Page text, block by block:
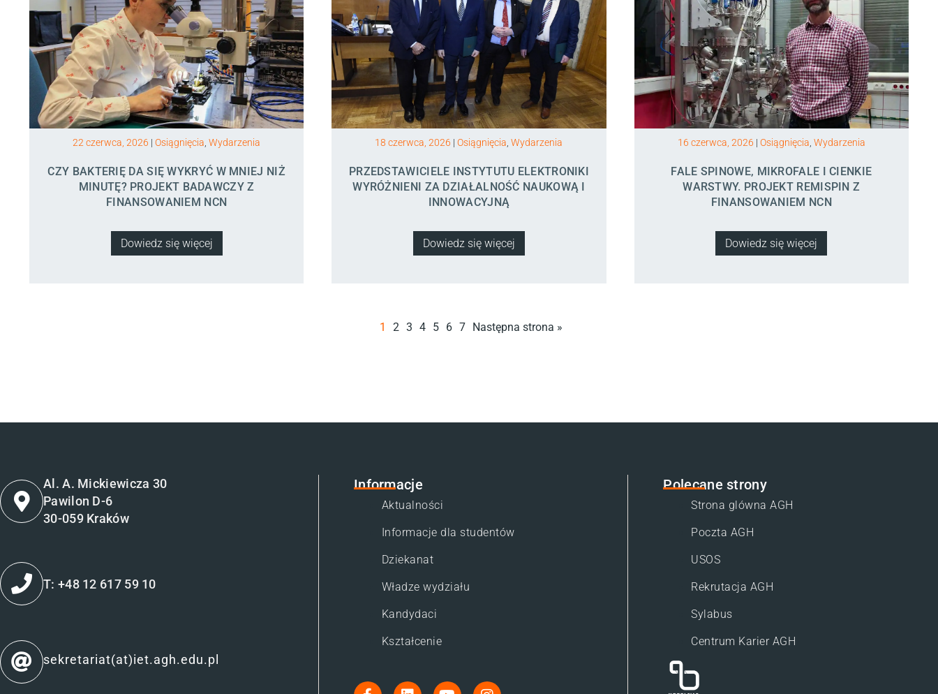
22 czerwca, 2026 | Osiągnięcia,Wydarzenia
CZY BAKTERIĘ DA SIĘ WYKRYĆ W MNIEJ NIŻ
MINUTĘ? PROJEKT BADAWCZY Z
FINANSOWANIEM NCN
Dowiedz się więcej
18 czerwca, 2026 | Osiągnięcia,Wydarzenia
PRZEDSTAWICIELE INSTYTUTU ELEKTRONIKI
WYRÓŻNIENI ZA DZIAŁALNOŚĆ NAUKOWĄ I
INNOWACYJNĄ
Dowiedz się więcej
16 czerwca, 2026 | Osiągnięcia, Wydarzenia
FALE SPINOWE, MIKROFALE I CIENKIE
WARSTWY. PROJEKT REMISPIN Z
FINANSOWANIEM NCN
Dowiedz się więcej
1 2 3 4 5 6 7 Następna strona »
Al. A. Mickiewicza 30
Pawilon D-6
30-059 Kraków
T: +48 12 617 59 10
sekretariat(at)iet.agh.edu.pl
Informacje
Aktualności
Informacje dla studentów
Dziekanat
Władze wydziału
Kandydaci
Kształcenie
Polecane strony
Strona glówna AGH
Poczta AGH
USOS
Rekrutacja AGH
Sylabus
Centrum Karier AGH